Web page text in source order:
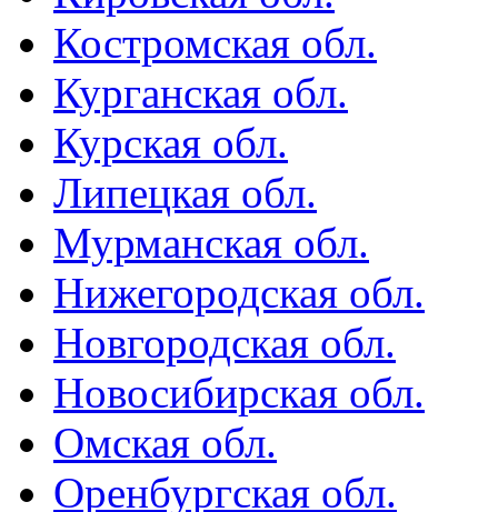
Костромская обл.
Курганская обл.
Курская обл.
Липецкая обл.
Мурманская обл.
Нижегородская обл.
Новгородская обл.
Новосибирская обл.
Омская обл.
Оренбургская обл.